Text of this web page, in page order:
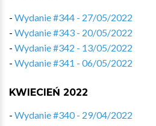
- Wydanie #344 - 27/05/2022
- Wydanie #343 - 20/05/2022
- Wydanie #342 - 13/05/2022
- Wydanie #341 - 06/05/2022
KWIECIEŃ 2022
- Wydanie #340 - 29/04/2022